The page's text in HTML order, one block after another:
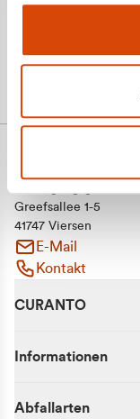
Greefsallee 1-5
41747 Viersen
E-Mail
Kontakt
CURANTO
Informationen
Abfallarten